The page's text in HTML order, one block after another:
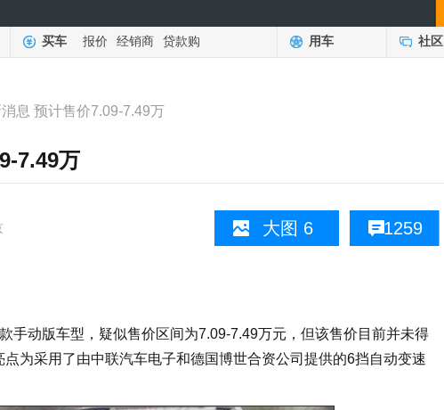
买车 报价 经销商 贷款购 用车 社区
息 预计售价7.09-7.49万
7.49万
1259
大图 6
动版车型，疑似售价区间为7.09-7.49万元，但该售价目前并未得
为采用了由中联汽车电子和德国博世合资公司提供的6挡自动变速